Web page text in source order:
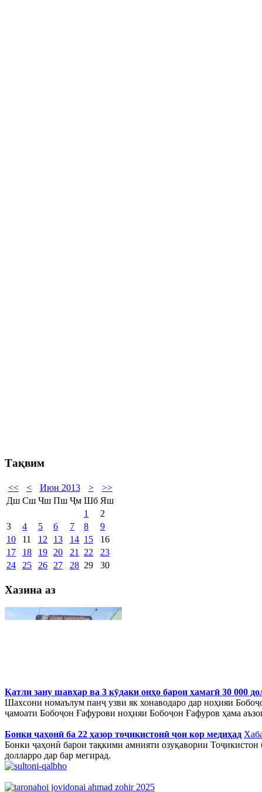
Тақвим
<< < Июн 2013 >
>>
Дш Сш Чш Пш Ҷм Шб Яш
1
2
3
4 5 6 7 8
9
10
11 12 13 14 15
16
17
18 19 20 21 22
23
24
25 26 27 28 29 30
Хазина аз
Қатли зану шавҳар ва 3 кӯдаки онҳо барои ҳамагӣ 30 000
Шахсони номаълум панҷ узви як хонаводаро дар ноҳияи
ҷамоати Бобоҷон Ғафурови ноҳияи Бобоҷон Ғафуров ҳама
Бонки ҷаҳонӣ ба 22 ҳазор тоҷикистонӣ ҷои кор медиҳад
Бонки ҷаҳонӣ барои тақкими амнияти озуқавории
долларро дар бар мегирад.